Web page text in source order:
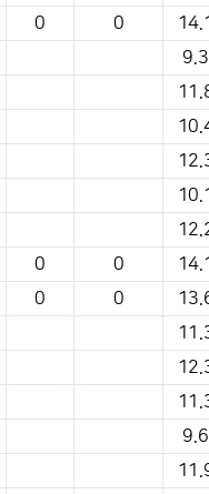
0 0
9.3
0 0
0 0
9.6